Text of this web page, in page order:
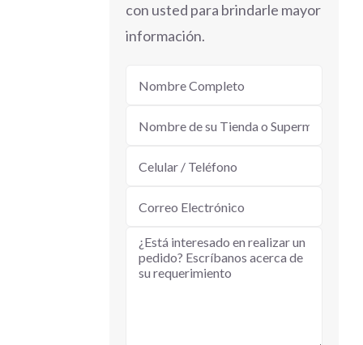
con usted para brindarle mayor
información.